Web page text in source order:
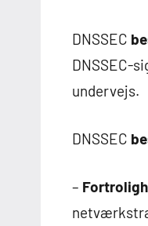
DNSSEC
DNSSEC-
undervejs.
DNSSEC
–